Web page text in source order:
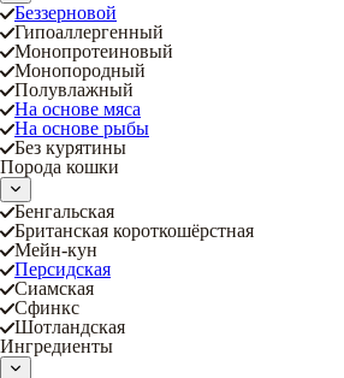
Беззерновой
Гипоаллергенный
Монопротеиновый
Монопородный
Полувлажный
На основе мяса
На основе рыбы
Без курятины
Порода кошки
Бенгальская
Британская короткошёрстная
Мейн-кун
Персидская
Сиамская
Сфинкс
Шотландская
Ингредиенты